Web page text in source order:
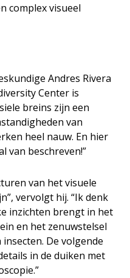
complex visueel
Andres Rivera
Center is
breins zijn een
van
heel nauw. En hier
van beschreven!”
van het visuele
vervolgt hij. “Ik denk
inzichten brengt in het
en het zenuwstelsel
De volgende
in de duiken met